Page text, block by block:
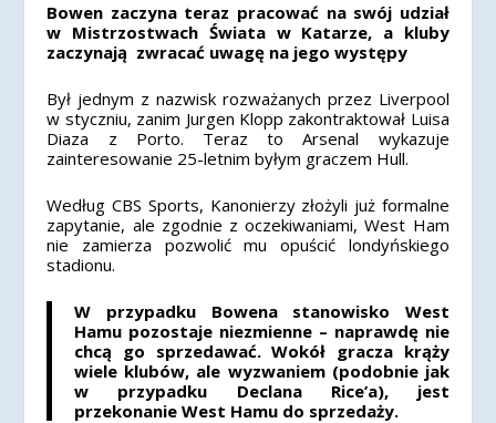
Bowen zaczyna teraz pracować na swój udział
w Mistrzostwach Świata w Katarze, a kluby
zaczynają zwracać uwagę na jego występy
Był jednym z nazwisk rozważanych przez Liverpool
w styczniu, zanim Jurgen Klopp zakontraktował Luisa
Diaza z Porto. Teraz to Arsenal wykazuje
zainteresowanie 25-letnim byłym graczem Hull.
Według CBS Sports, Kanonierzy złożyli już formalne
zapytanie, ale zgodnie z oczekiwaniami, West Ham
nie zamierza pozwolić mu opuścić londyńskiego
stadionu.
W przypadku Bowena stanowisko West
Hamu pozostaje niezmienne – naprawdę nie
chcą go sprzedawać. Wokół gracza krąży
wiele klubów, ale wyzwaniem (podobnie jak
w przypadku Declana Rice’a), jest
przekonanie West Hamu do sprzedaży.